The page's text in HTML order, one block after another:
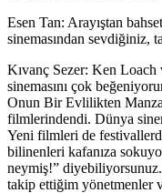
Esen Tan: Arayıştan
sinemasından sevdiğiniz,
Kıvanç Sezer: Ken Loach
sinemasını çok
Onun Bir Evlilikten
filmlerindendi. Dünya
Yeni filmleri de
bilinenleri kafanıza
neymiş!”
takip ettiğim yönetmenler